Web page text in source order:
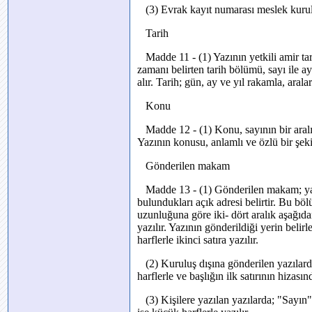
(3) Evrak kayıt numarası meslek
Tarih
Madde 11 - (1) Yazının yetkili amir
zamanı belirten tarih bölümü, sayı ile
alır. Tarih; gün, ay ve yıl rakamla,
Konu
Madde 12 - (1) Konu, sayının bir
Yazının konusu, anlamlı ve özlü bir
Gönderilen makam
Madde 13 - (1) Gönderilen makam;
bulundukları açık adresi belirtir. Bu
uzunluğuna göre iki- dört aralık
yazılır. Yazının gönderildiği yerin
harflerle ikinci satıra yazılır.
(2) Kuruluş dışına gönderilen
harflerle ve başlığın ilk satırının
(3) Kişilere yazılan yazılarda;